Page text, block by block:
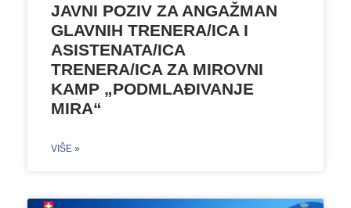
JAVNI POZIV ZA ANGAŽMAN
GLAVNIH TRENERA/ICA I
ASISTENATA/ICA
TRENERA/ICA ZA MIROVNI
KAMP „PODMLAĐIVANJE
MIRA“
VIŠE »